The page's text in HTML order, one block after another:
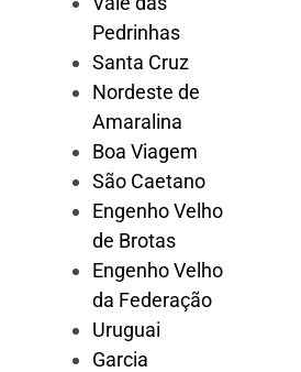
Pedrinhas
Santa Cruz
Nordeste de
Amaralina
Boa Viagem
São Caetano
Engenho Velho
de Brotas
Engenho Velho
da Federação
Uruguai
Garcia